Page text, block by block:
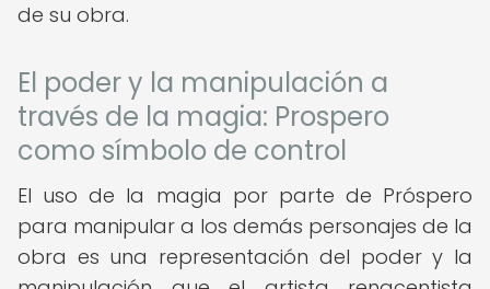
de su obra.
El poder y la manipulación a
través de la magia: Prospero
como símbolo de control
El uso de la magia por parte de Próspero
para manipular a los demás personajes de la
obra es una representación del poder y la